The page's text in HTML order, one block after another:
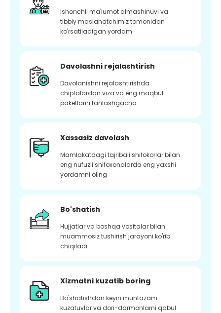
Ishonchli ma'lumot almashinuvi va
tibbiy maslahatchimiz tomonidan
ko'rsatiladigan yordam
Davolashni rejalashtirish
Davolanishni rejalashtirishda
chiptalardan viza va eng maqbul
paketlarni tanlashgacha
Xassasiz davolash
Mamlakatdagi tajribali shifokorlar bilan
eng nufuzli shifoxonalarda eng yaxshi
yordamni oling
Bo'shatish
Hujjatlar va boshqa vositalar bilan
muammosiz tushirish jarayoni ko'rib
chiqiladi
Xizmatni kuzatib boring
Bo'shatishdan keyin muntazam
kuzatuvlar va dori-darmonlarni qabul